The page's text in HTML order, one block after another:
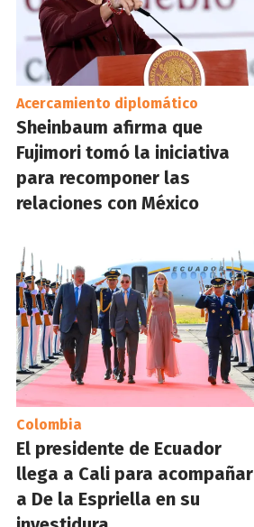
Acercamiento diplomático
Sheinbaum afirma que
Fujimori tomó la iniciativa
para recomponer las
relaciones con México
Colombia
El presidente de Ecuador
llega a Cali para acompañar
a De la Espriella en su